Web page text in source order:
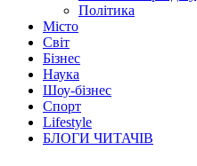
Політика
Місто
Світ
Бізнес
Наука
Шоу-бізнес
Спорт
Lifestyle
БЛОГИ ЧИТАЧІВ